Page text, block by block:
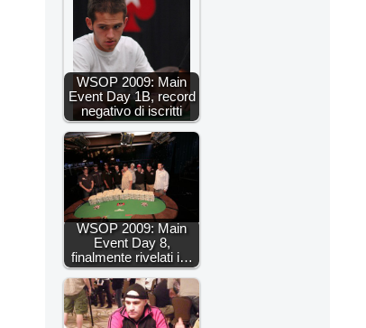
WSOP 2009: Main
Event Day 1B, record
negativo di iscritti
WSOP 2009: Main
Event Day 8,
finalmente rivelati i…